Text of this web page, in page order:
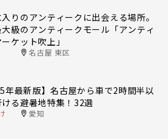
りのアンティークに出会える場所。
大級のアンティークモール「アンティ
ケット吹上」
名古屋 東区
年最新版】名古屋から車で2時間半以
る避暑地特集！32選
愛知